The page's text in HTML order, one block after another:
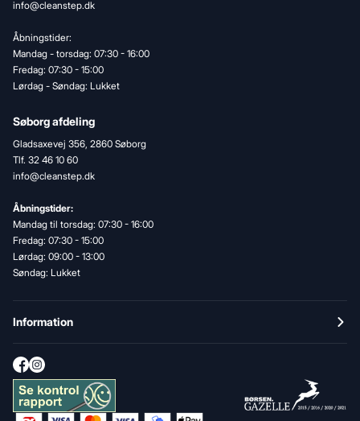
info@cleanstep.dk
Åbningstider:
Mandag - torsdag: 07:30 - 16:00
Fredag: 07:30 - 15:00
Lørdag - Søndag: Lukket
Søborg afdeling
Gladsaxevej 356, 2860 Søborg
Tlf. 32 46 10 60
info@cleanstep.dk
Åbningstider:
Mandag til torsdag: 07:30 - 16:00
Fredag: 07:30 - 15:00
Lørdag: 09:00 - 13:00
Søndag: Lukket
Information